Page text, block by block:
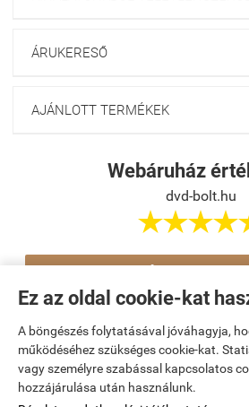
Ez az oldal cookie-kat
A böngészés folytatásával jóváhagyja,
működéséhez szükséges cookie-kat.
vagy személyre szabással kapcsolatos
hozzájárulása után használunk.
ÁRUKERESŐ
AJÁNLOTT TERMÉKEK
Webáruház
dvd-bolt.hu

Navigáció
Saját fiók